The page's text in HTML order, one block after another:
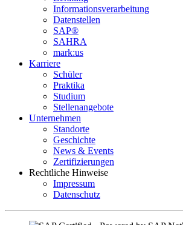
Informations­verarbeitung
Datenstellen
SAP®
SAHRA
mark:us
Karriere
Schüler
Praktika
Studium
Stellenangebote
Unternehmen
Standorte
Geschichte
News & Events
Zertifizierungen
Rechtliche Hinweise
Impressum
Datenschutz